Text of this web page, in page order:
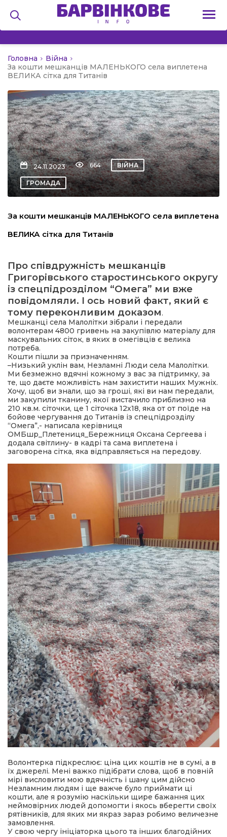
Головна
Війна
За кошти мешканців МАЛЕНЬКОГО села виплетена
ВЕЛИКА сітка для Титанів
24.11.2023 664 ВІЙНА
ГРОМАДА
За кошти мешканців МАЛЕНЬКОГО села виплетена
ВЕЛИКА сітка для Титанів
Про співдружність мешканців
Григорівського старостинського округу
із спецпідрозділом “Омега” ми вже
повідомляли. І ось новий факт, який є
тому переконливим доказом.
Мешканці села Малолітки зібрали і передали
волонтерам 4800 гривень на закупівлю матеріалу для
маскувальних сіток, в яких в омегівців є велика
потреба.
Кошти пішли за призначенням.
–Низький уклін вам, Незламні Люди села Малолітки.
Ми безмежно вдячні кожному з вас за підтримку, за
те, що даєте можливість нам захистити наших Мужніх.
Хочу, щоб ви знали, що за гроші, які ви нам передали,
ми закупили тканину, якої вистачило приблизно на
210 кв.м. сіточки, це 1 сіточка 12х18, яка от от поїде на
бойове чергування до Титанів із спецпідрозділу
“Омега”,- написала керівниця
ОМБшр_Плетениця_Бережниця Оксана Сергеева і
додала світлину- в кадрі та сама виплетена і
заговорена сітка, яка відправляється на передову.
Волонтерка підкреслює: ціна цих коштів не в сумі, а в
їх джерелі. Мені важко підібрати слова, щоб в повній
мірі висловити мою вдячність і шану цим дійсно
Незламним людям і ще важче було приймати ці
кошти, але я розумію наскільки щире бажання цих
неймовірних людей допомогти і якось вберегти своїх
рятівників, для яких ми якраз зараз робимо величезне
замовлення.
У свою чергу ініціаторка цього та інших благодійних